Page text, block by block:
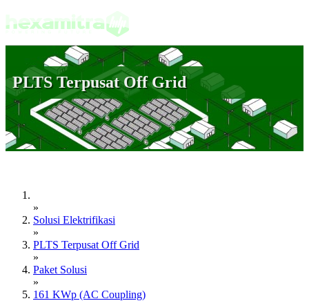
PLTS Terpusat Off Grid
»
Solusi Elektrifikasi
»
PLTS Terpusat Off Grid
»
Paket Solusi
»
161 KWp (AC Coupling)